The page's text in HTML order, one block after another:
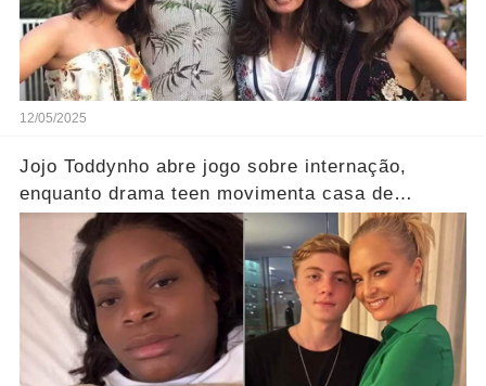
12/05/2025
Jojo Toddynho abre jogo sobre internação,
enquanto drama teen movimenta casa de
Angélica… Ver Mais